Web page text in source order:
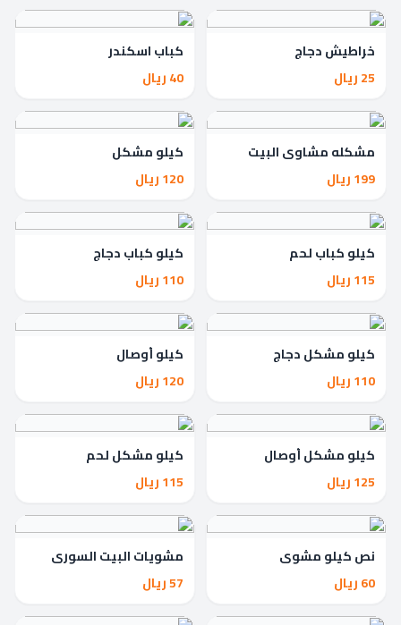
خراطيش دجاج
25 ريال
كباب اسكندر
40 ريال
مشكله مشاوي البيت
السوري العائلي199 ريال
كيلو مشكل
120 ريال
كيلو كباب لحم
115 ريال
كيلو كباب دجاج
110 ريال
كيلو مشكل دجاج
110 ريال
كيلو أوصال
120 ريال
كيلو مشكل أوصال
125 ريال
كيلو مشكل لحم
115 ريال
نص كيلو مشوي
60 ريال
مشويات البيت السوري
57 ريال